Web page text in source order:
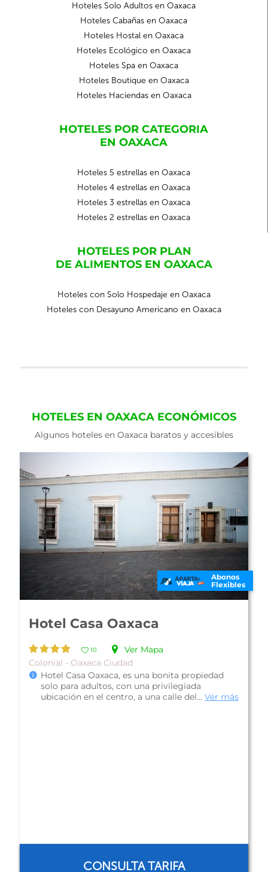
Hoteles Solo Adultos en Oaxaca
Hoteles Cabañas en Oaxaca
Hoteles Hostal en Oaxaca
Hoteles Ecológico en Oaxaca
Hoteles Spa en Oaxaca
Hoteles Boutique en Oaxaca
Hoteles Haciendas en Oaxaca
HOTELES POR CATEGORIA
EN OAXACA
Hoteles 5 estrellas en Oaxaca
Hoteles 4 estrellas en Oaxaca
Hoteles 3 estrellas en Oaxaca
Hoteles 2 estrellas en Oaxaca
HOTELES POR PLAN
DE ALIMENTOS EN OAXACA
Hoteles con Solo Hospedaje en Oaxaca
Hoteles con Desayuno Americano en Oaxaca
HOTELES EN OAXACA ECONÓMICOS
Algunos hoteles en Oaxaca baratos y accesibles
Abonos
Flexibles
Hotel del Marquesado
10
Ver Mapa
Colonial - Oaxaca Ciudad
Hotel del Marquesado, es una bonita propiedad
colonial localizada a 15 minutos del Zócalo, un
lugar encantador para alojar...Ver más
CONSULTA TARIFA